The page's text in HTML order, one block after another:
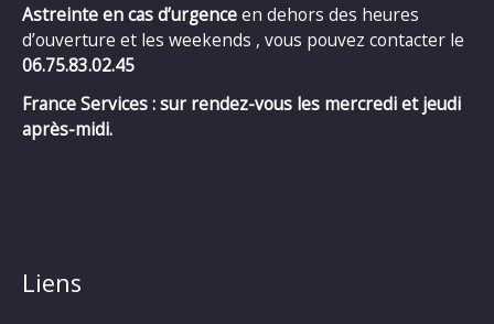
Astreinte en cas d’urgenceen dehors des heures
d’ouverture et les weekends , vous pouvez contacter le
06.75.83.02.45
France Services : sur rendez-vous les mercredi et jeudi
après-midi.
Liens